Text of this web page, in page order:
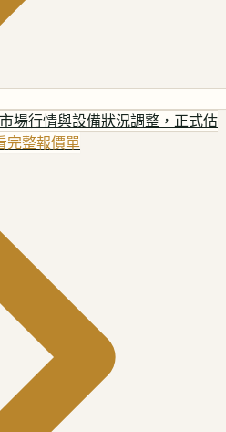
場行情與設備狀況調整，正式估
完整報價單